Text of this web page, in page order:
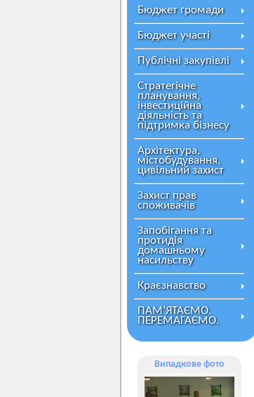
Бюджет громади
Бюджет участі
Публічні закупівлі
Стратегічне
планування,
інвестиційна
діяльність та
підтримка бізнесу
Архітектура,
містобудування,
цивільний захист
Захист прав
споживачів
Запобігання та
протидія
домашньому
насильству
Краєзнавство
ПАМ’ЯТАЄМО.
ПЕРЕМАГАЄМО.
Випадкове фото